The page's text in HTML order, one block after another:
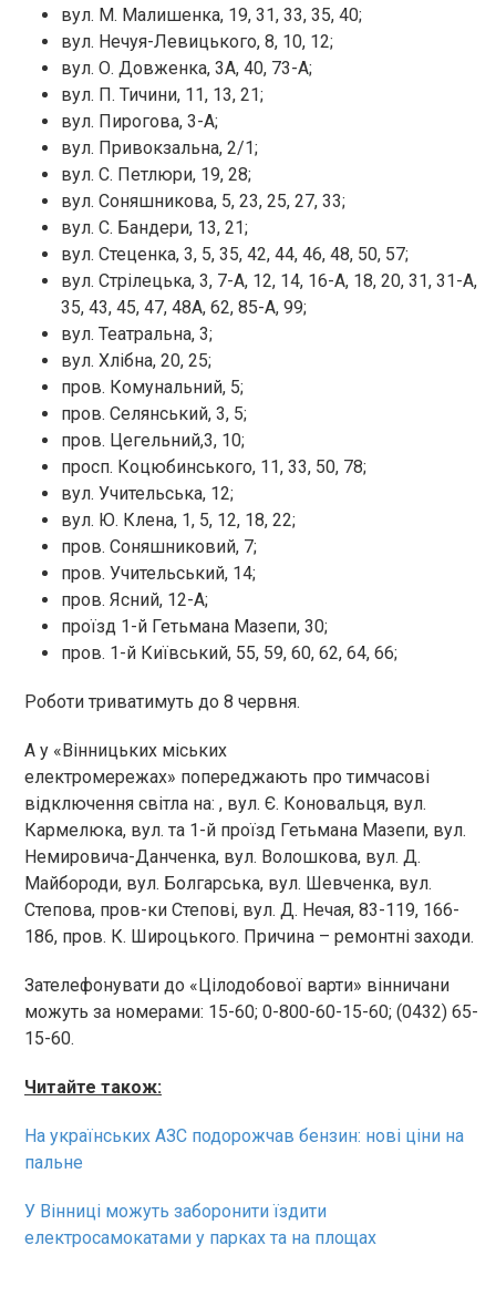
вул. М. Малишенка, 19, 31, 33, 35, 40;
вул. Нечуя-Левицького, 8, 10, 12;
вул. О. Довженка, 3А, 40, 73-А;
вул. П. Тичини, 11, 13, 21;
вул. Пирогова, 3-А;
вул. Привокзальна, 2/1;
вул. С. Петлюри, 19, 28;
вул. Соняшникова, 5, 23, 25, 27, 33;
вул. С. Бандери, 13, 21;
вул. Стеценка, 3, 5, 35, 42, 44, 46, 48, 50, 57;
вул. Стрілецька, 3, 7-А, 12, 14, 16-А, 18, 20, 31, 31-А,
35, 43, 45, 47, 48А, 62, 85-А, 99;
вул. Театральна, 3;
вул. Хлібна, 20, 25;
пров. Комунальний, 5;
пров. Селянський, 3, 5;
пров. Цегельний,3, 10;
просп. Коцюбинського, 11, 33, 50, 78;
вул. Учительська, 12;
вул. Ю. Клена, 1, 5, 12, 18, 22;
пров. Соняшниковий, 7;
пров. Учительський, 14;
пров. Ясний, 12-А;
проїзд 1-й Гетьмана Мазепи, 30;
пров. 1-й Київський, 55, 59, 60, 62, 64, 66;
Роботи триватимуть до 8 червня.
А у «Вінницьких міських
електромережах» попереджають про тимчасові
відключення світла на: , вул. Є. Коновальця, вул.
Кармелюка, вул. та 1-й проїзд Гетьмана Мазепи, вул.
Немировича-Данченка, вул. Волошкова, вул. Д.
Майбороди, вул. Болгарська, вул. Шевченка, вул.
Степова, пров-ки Степові, вул. Д. Нечая, 83-119, 166-
186, пров. К. Широцького. Причина – ремонтні заходи.
Зателефонувати до «Цілодобової варти» вінничани
можуть за номерами: 15-60; 0-800-60-15-60; (0432) 65-
15-60.
Читайте також:
На українських АЗС подорожчав бензин: нові ціни на
пальне
У Вінниці можуть заборонити їздити
електросамокатами у парках та на площах